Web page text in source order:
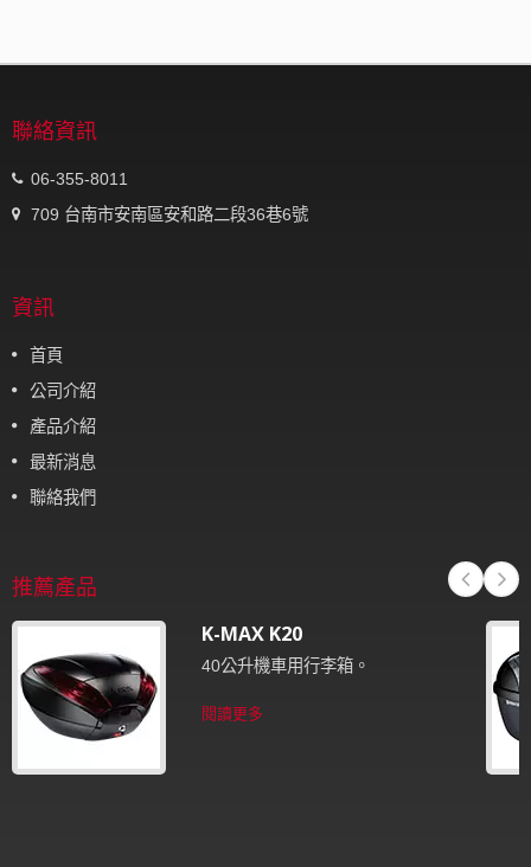
聯絡資訊
06-355-8011
709 台南市安南區安和路二段36巷6號
資訊
首頁
公司介紹
產品介紹
最新消息
聯絡我們
推薦產品
K-MAX K20
40公升機車用行李箱。
閱讀更多